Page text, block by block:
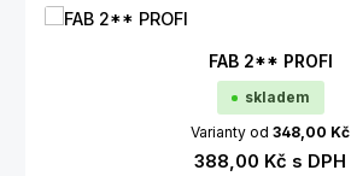
FAB 2** PROFI
skladem
Varianty od 348,00 Kč
388,00 Kč s DPH